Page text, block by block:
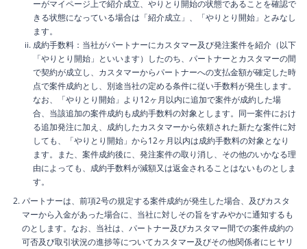
ーがマイページ上で紹介成立、やりとり開始の状態であることを確認で
きる状態になっている場合は「紹介成立」、「やりとり開始」とみなし
ます。
成約手数料：当社がパートナーにカスタマー及び発注案件を紹介（以下
「やりとり開始」といいます）したのち、パートナーとカスタマーの間
で契約が成立し、カスタマーからパートナーへの支払金額が確定した時
点で案件成約とし、別途当社の定める条件に従い手数料が発生します。
なお、「やりとり開始」より12ヶ月以内に追加で案件が成約した場
合、当該追加の案件成約も成約手数料の対象とします。同一案件におけ
る追加発注に加え、成約したカスタマーから依頼された新たな案件に対
しても、「やりとり開始」から12ヶ月以内は成約手数料の対象となり
ます。また、案件成約後に、発注案件の取り消し、その他のいかなる理
由によっても、成約手数料が減額又は返金されることはないものとしま
す。
パートナーは、前項2号の規定する案件成約が発生した場合、及びカスタ
マーから入金があった場合に、当社に対しその旨をすみやかに通知するも
のとします。なお、当社は、パートナー及びカスタマー間での案件成約の
可否及び取引状況の進捗等についてカスタマー及びその他関係者にヒヤリ